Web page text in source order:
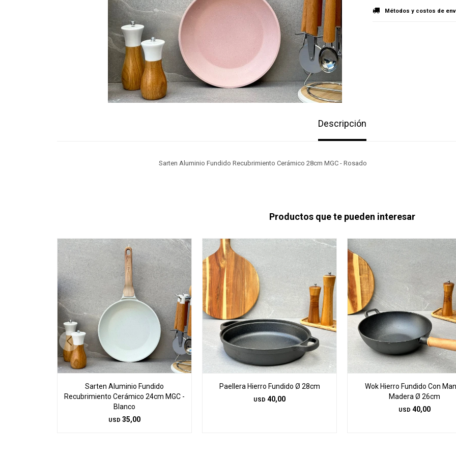
Métodos y costos de
Descripción
Sarten Aluminio Fundido Recubrimiento Cerámico 28cm MGC - Rosado
Productos que te pueden interesar
Sarten Aluminio Fundido
Recubrimiento Cerámico 24cm MGC -
Blanco
USD 35,00
Paellera Hierro Fundido Ø 28cm
USD 40,00
Wok Hierro Fundido Con
Madera Ø 26cm
USD 40,00